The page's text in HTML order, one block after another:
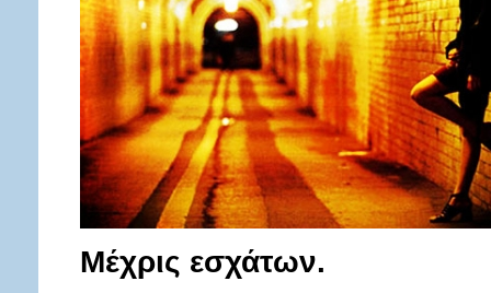
Μέχρις εσχάτων.